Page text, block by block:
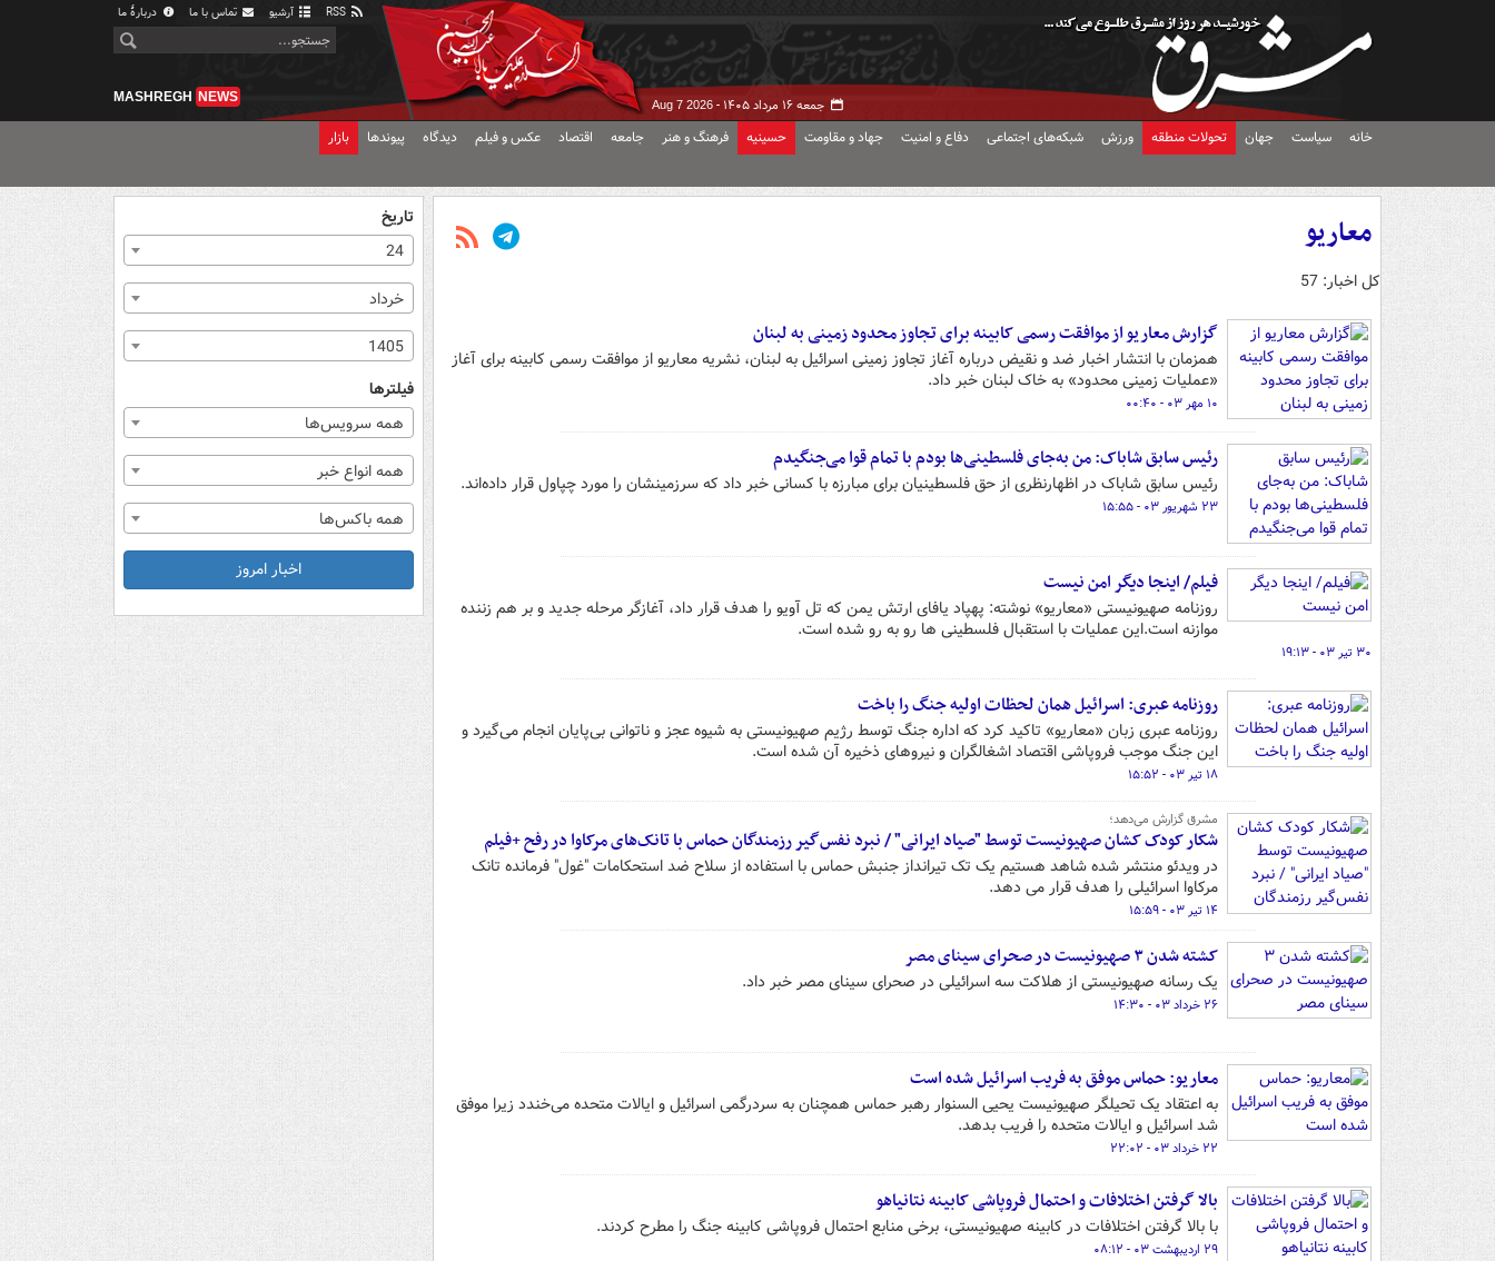
آرشیو تماس با ما دربارهٔ ما
جمعه ۱۶ مرداد ۱۴۰۵ - Aug 7 2026
MASHREGH NEWS
خانه سیاست جهان تحولات منطقه ورزش شبکه‌های اجتماعی دفاع و امنیت جهاد و مقاومت حسینیه فرهنگ و هنر جامعه اقتصاد عکس و فیلم دیدگاه پیوندها بازار
معاریو
کل اخبار: 57
گزارش معاریو از موافقت رسمی کابینه برای تجاوز محدود زمینی به لبنان
همزمان با انتشار اخبار ضد و نقیض درباره آغاز تجاوز زمینی اسرائیل به لبنان، نشریه معاریو از موافقت رسمی کابینه برای آغاز
«عملیات زمینی محدود» به خاک لبنان خبر داد.
۱۰ مهر ۰۳ - ۰۰:۴۰
رئیس سابق شاباک: من به‌جای فلسطینی‌ها بودم با تمام قوا می‌جنگیدم
رئیس سابق شاباک در اظهارنظری از حق فلسطینیان برای مبارزه با کسانی خبر داد که سرزمینشان را مورد چپاول قرار داده‌اند.
۲۳ شهریور ۰۳ - ۱۵:۵۵
فیلم/ اینجا دیگر امن نیست
روزنامه صهیونیستی «معاریو» نوشته: پهپاد یافای ارتش یمن که تل آویو را هدف قرار داد، آغازگر مرحله جدید و بر هم زننده
موازنه است.این عملیات با استقبال فلسطینی ها رو به رو شده است.
۳۰ تیر ۰۳ - ۱۹:۱۳
روزنامه عبری: اسرائیل همان لحظات اولیه جنگ را باخت
روزنامه عبری زبان «معاریو» تاکید کرد که اداره جنگ توسط رژیم صهیونیستی به شیوه عجز و ناتوانی بی‌پایان انجام می‌گیرد و
این جنگ موجب فروپاشی اقتصاد اشغالگران و نیروهای ذخیره آن شده است.
۱۸ تیر ۰۳ - ۱۵:۵۲
مشرق گزارش می‌دهد؛
شکار کودک کشان صهیونیست توسط "صیاد ایرانی" / نبرد نفس‌گیر رزمندگان حماس با تانک‌های مرکاوا در رفح +فیلم
در ویدئو منتشر شده شاهد هستیم یک تک تیرانداز جنبش حماس با استفاده از سلاح ضد استحکامات "غول" فرمانده تانک
مرکاوا اسرائیلی را هدف قرار می دهد.
۱۴ تیر ۰۳ - ۱۵:۵۹
کشته شدن ۳ صهیونیست در صحرای سینای مصر
یک رسانه صهیونیستی از هلاکت سه اسرائیلی در صحرای سینای مصر خبر داد.
۲۶ خرداد ۰۳ - ۱۴:۳۰
معاریو: حماس موفق به فریب اسرائیل شده است
به اعتقاد یک تحیلگر صهیونیست یحیی السنوار رهبر حماس همچنان به سردرگمی اسرائیل و ایالات متحده می‌خندد زیرا موفق
شد اسرائیل و ایالات متحده را فریب بدهد.
۲۲ خرداد ۰۳ - ۲۲:۰۲
بالا گرفتن اختلافات و احتمال فروپاشی کابینه نتانیاهو
با بالا گرفتن اختلافات در کابینه صهیونیستی، برخی منابع احتمال فروپاشی کابینه جنگ را مطرح کردند.
۲۹ اردیبهشت ۰۳ - ۰۸:۱۲
تاریخ
24
خرداد
1405
فیلترها
همه سرویس‌ها
همه انواع خبر
همه باکس‌ها
اخبار امروز